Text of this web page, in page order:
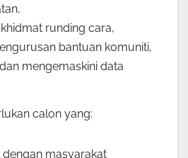
runding cara,
bantuan komuniti,
mengemaskini data
calon yang:
masyarakat